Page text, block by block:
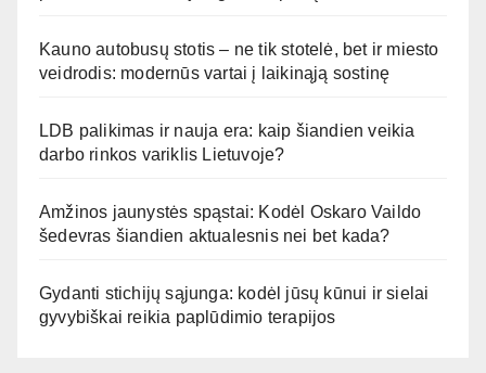
Kauno autobusų stotis – ne tik stotelė, bet ir miesto
veidrodis: modernūs vartai į laikinąją sostinę
LDB palikimas ir nauja era: kaip šiandien veikia
darbo rinkos variklis Lietuvoje?
Amžinos jaunystės spąstai: Kodėl Oskaro Vaildo
šedevras šiandien aktualesnis nei bet kada?
Gydanti stichijų sąjunga: kodėl jūsų kūnui ir sielai
gyvybiškai reikia paplūdimio terapijos